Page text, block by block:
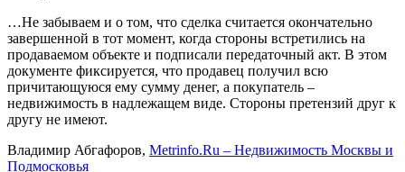
…Не забываем и о том, что сделка считается окончательно
завершенной в тот момент, когда стороны встретились на
продаваемом объекте и подписали передаточный акт. В этом
документе фиксируется, что продавец получил всю
причитающуюся ему сумму денег, а покупатель –
недвижимость в надлежащем виде. Стороны претензий друг к
другу не имеют.
Владимир Абгафоров, Metrinfo.Ru – Недвижимость Москвы и
Подмосковья